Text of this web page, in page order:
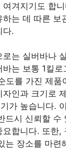
여겨지기도 합
하는 데 따른 보
다.
로는 실버바나
는 보통 1킬로
도를 가진 제품
자인과 크기로
가 높습니다.
드시 신뢰할 수
요합니다. 또한,
는 장소를 마련